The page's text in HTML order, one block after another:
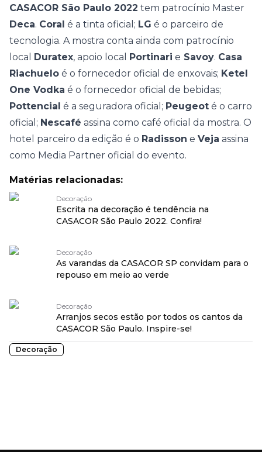
CASACOR São Paulo 2022 tem patrocínio Master
Deca. Coral é a tinta oficial; LG é o parceiro de
tecnologia. A mostra conta ainda com patrocínio
local Duratex, apoio local Portinari e Savoy. Casa
Riachuelo é o fornecedor oficial de enxovais; Ketel
One Vodka é o fornecedor oficial de bebidas;
Pottencial é a seguradora oficial; Peugeot é o carro
oficial; Nescafé assina como café oficial da mostra. O
hotel parceiro da edição é o Radisson e Veja assina
como Media Partner oficial do evento.
Matérias relacionadas:
Decoração
Escrita na decoração é tendência na
CASACOR São Paulo 2022. Confira!
Decoração
As varandas da CASACOR SP convidam para o
repouso em meio ao verde
Decoração
Arranjos secos estão por todos os cantos da
CASACOR São Paulo. Inspire-se!
Decoração